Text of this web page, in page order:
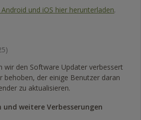
und iOS hier herunterladen.
wir den Software Updater verbessert
behoben, der einige Benutzer daran
zu aktualisieren.
und weitere Verbesserungen